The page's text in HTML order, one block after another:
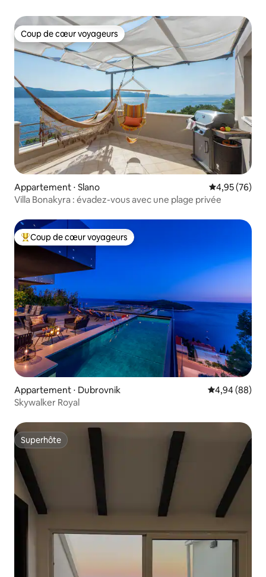
Coup de cœur voyageurs
Coup de cœur voyageurs
Appartement ⋅ Slano Évaluation
4,95 (76)
Villa Bonakyra : évadez-vous avec une plage privée
Coups de cœur voyageurs les plus appréciés
Coup de cœur voyageurs
Appartement ⋅ Dubrovnik Évaluation
4,94 (88)
Skywalker Royal
Superhôte
Superhôte